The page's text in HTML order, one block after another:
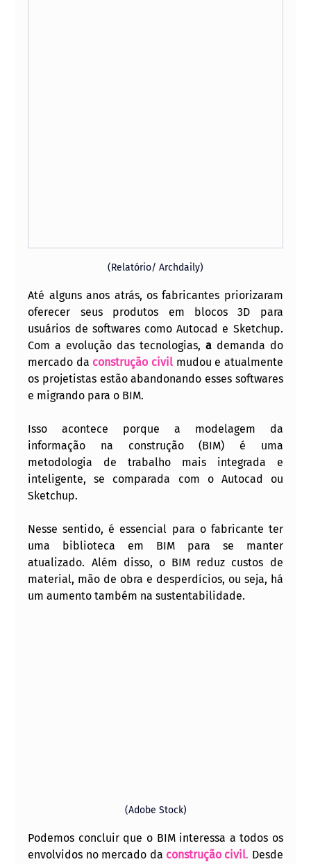
(Relatório/ Archdaily)
Até alguns anos atrás, os fabricantes priorizaram
oferecer seus produtos em blocos 3D para
usuários de softwares como Autocad e Sketchup.
Com a evolução das tecnologias, a demanda do
mercado da construção civil mudou e atualmente
os projetistas estão abandonando esses softwares
e migrando para o BIM.
Isso acontece porque a modelagem da
informação na construção (BIM) é uma
metodologia de trabalho mais integrada e
inteligente, se comparada com o Autocad ou
Sketchup.
Nesse sentido, é essencial para o fabricante ter
uma biblioteca em BIM para se manter
atualizado. Além disso, o BIM reduz custos de
material, mão de obra e desperdícios, ou seja, há
um aumento também na sustentabilidade.
(Adobe Stock)
Podemos concluir que o BIM interessa a todos os
envolvidos no mercado da construção civil. Desde